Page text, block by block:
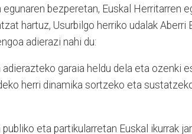
bezperetan, Euskal Herritarren
hartuz, Usurbilgo herriko udalak Aberri
adierazi nahi du:
garaia heldu dela eta ozenki
herri dinamika sortzeko eta
eta partikularretan Euskal ikurrak